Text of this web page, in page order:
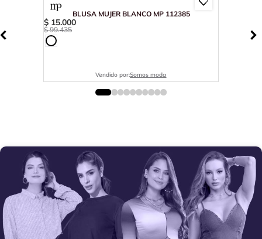
BLUSA MUJER BLANCO MP 112385
$ 15.000
$ 99.435
Vendido por:Somos moda